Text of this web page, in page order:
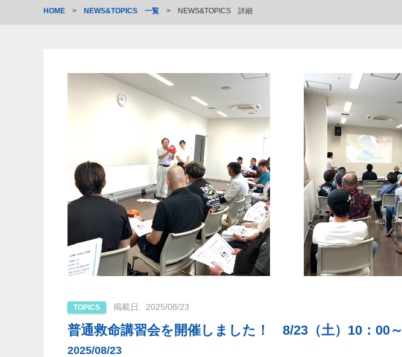
HOME > NEWS&TOPICS 一覧 > NEWS&TOPICS 詳細
TOPICS 2025/08/23
2025/08/23
普通救命講習会を開催しました！ 8/23（土）10：00～